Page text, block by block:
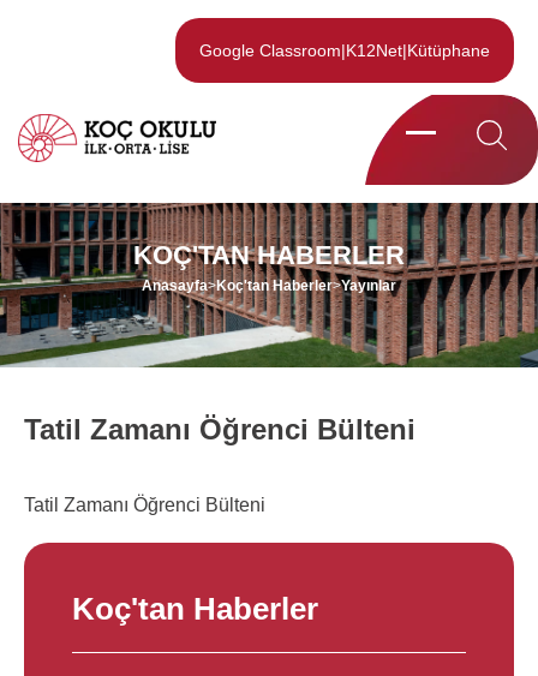
Google Classroom|K12Net|Kütüphane
KOÇ'TAN HABERLER
Anasayfa>Koç'tan Haberler>Yayınlar
Tatil Zamanı Öğrenci Bülteni
Tatil Zamanı Öğrenci Bülteni
Koç'tan Haberler